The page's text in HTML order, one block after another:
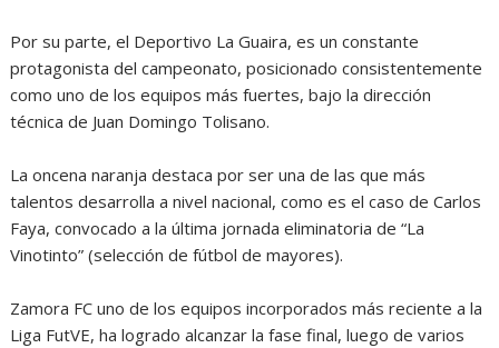
Por su parte, el Deportivo La Guaira, es un constante
protagonista del campeonato, posicionado consistentemente
como uno de los equipos más fuertes, bajo la dirección
técnica de Juan Domingo Tolisano.
La oncena naranja destaca por ser una de las que más
talentos desarrolla a nivel nacional, como es el caso de Carlos
Faya, convocado a la última jornada eliminatoria de “La
Vinotinto” (selección de fútbol de mayores).
Zamora FC uno de los equipos incorporados más reciente a la
Liga FutVE, ha logrado alcanzar la fase final, luego de varios